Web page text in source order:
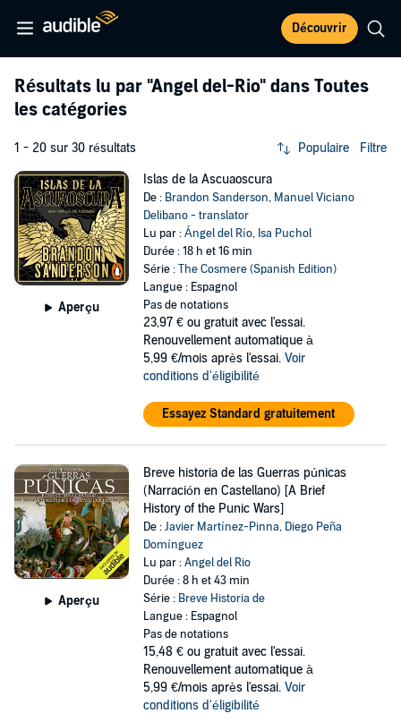
Découvrir
Résultats lu par "Angel del-Rio" dans Toutes
les catégories
1 - 20 sur 30 résultats Populaire Filtre
Aperçu
Islas de la Ascuaoscura
De : Brandon Sanderson, Manuel Viciano
Delibano - translator
Lu par :Ángel del Río, Isa Puchol
Durée : 18 h et 16 min
Série :The Cosmere (Spanish Edition)
Langue : Espagnol
Pas de notations
23,97 € ou gratuit avec l'essai.
Renouvellement automatique à
5,99 €/mois après l'essai. Voir
conditions d'éligibilité
Essayez Standard gratuitement
Aperçu
Breve historia de las Guerras púnicas
(Narración en Castellano) [A Brief
History of the Punic Wars]
De :Javier Martínez-Pinna, Diego Peña
Domínguez
Lu par :Angel del Rio
Durée : 8 h et 43 min
Série : Breve Historia de
Langue : Espagnol
Pas de notations
15,48 € ou gratuit avec l'essai.
Renouvellement automatique à
5,99 €/mois après l'essai. Voir
conditions d'éligibilité